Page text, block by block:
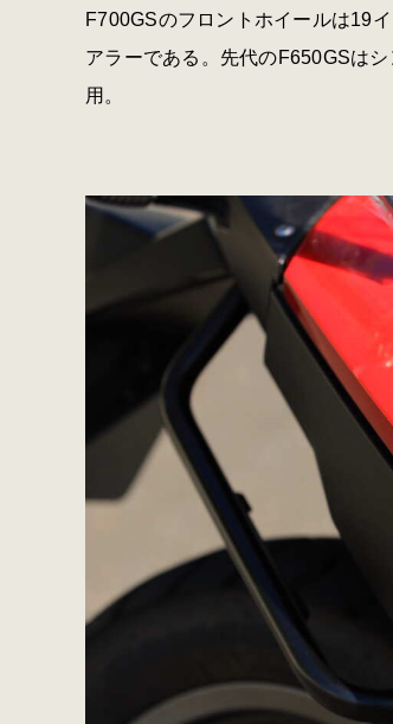
F700GSのフロントホイールは19
アラーである。先代のF650GSは
用。